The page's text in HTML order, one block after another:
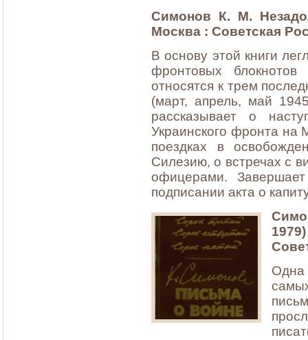
Симонов К. М.
Москва : Советская
В основу этой книги
фронтовых блокнотов
относятся к трем
(март, апрель, май
рассказывает о
Украинского фронта на
поездках в
Силезию, о встречах с
офицерами.
подписании акта о
Одна